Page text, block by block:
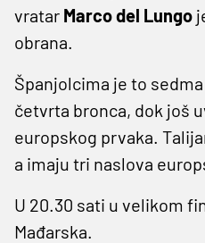
vratar Marco del Lungo
obrana.
Španjolcima je to
četvrta bronca, dok još
europskog prvaka.
a imaju tri naslova
U 20.30 sati u velikom
Mađarska.